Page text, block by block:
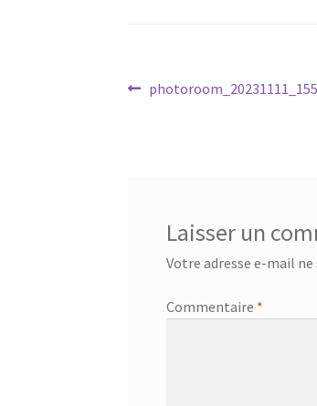
Navigation
Article
Laisser un
Votre adresse e-mail ne
Commentaire *